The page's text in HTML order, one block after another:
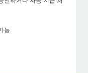
능